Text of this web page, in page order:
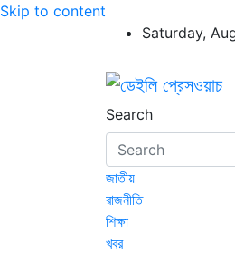
Skip to content
Saturday,
ডেইলি
ডেইলি প্রেসওয়াচ
Search
জাতীয়
রাজনীতি
শিক্ষা
খবর